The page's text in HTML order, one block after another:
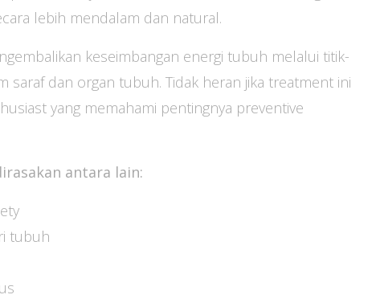
lebih mendalam dan natural.
keseimbangan energi tubuh melalui titik-
dan organ tubuh. Tidak heran jika treatment ini
yang memahami pentingnya preventive
antara lain:
tubuh